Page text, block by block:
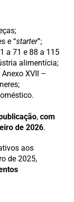
e “starter”;
a 71 e 88 a 115
alimentícia;
XVII –
, com
de 2026.
aos
de 2025,